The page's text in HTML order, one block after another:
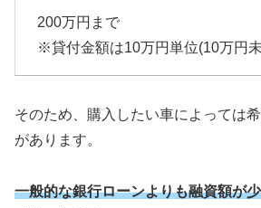
200万円まで
※貸付金額は10万円単位(10万円
そのため、購入したい車によっては
があります。
一般的な銀行ローンよりも融資額が